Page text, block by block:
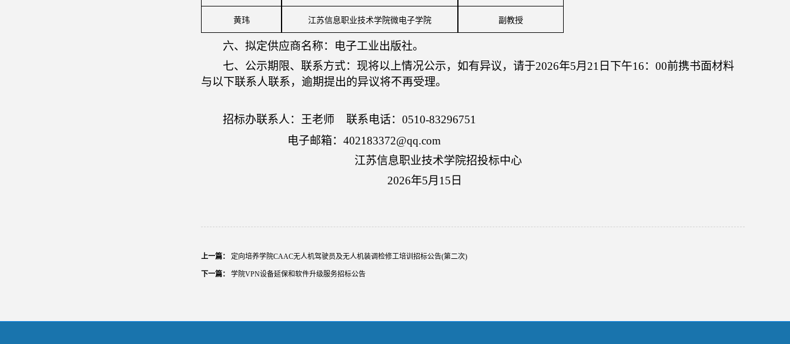
黄玮 江苏信息职业技术学院微电子学院 副教授
六、 拟定供应商名称： 电子工业出版社。
七、公示期限、联系方式：现将以上情况公示，如有异议，请于2026年5月 21 日下午16：00前携书面材料
与以下联系人联系，逾期提出的异议将不再受理。
招标办联系人：王老师 联系电话： 0510-83296751
电子邮箱： 402183372@qq.com
江苏信息职业技术学院招投标中心
2026年5月 15 日
上一篇： 定向培养学院CAAC无人机驾驶员及无人机装调检修工培训招标公告(第二次)
下一篇： 学院VPN设备延保和软件升级服务招标公告